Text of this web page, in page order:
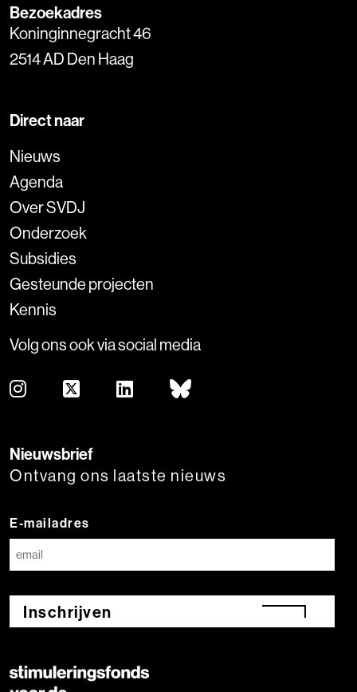
Bezoekadres
Koninginnegracht 46
2514 AD Den Haag
Direct naar
Nieuws
Agenda
Over SVDJ
Onderzoek
Subsidies
Gesteunde projecten
Kennis
Volg ons ook via social media
Nieuwsbrief
Ontvang ons laatste nieuws
E-mailadres
Inschrijven